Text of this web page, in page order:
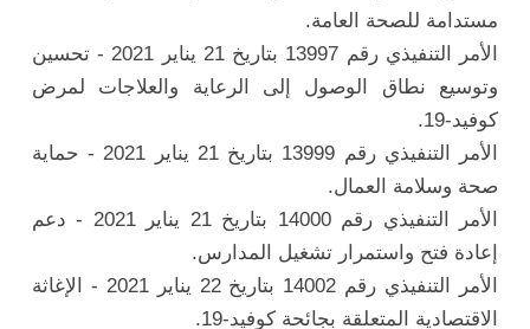
مستدامة للصحة العامة.
الأمر التنفيذي رقم 13997 بتاريخ 21 يناير 2021 - تحسين
وتوسيع نطاق الوصول إلى الرعاية والعلاجات لمرض
كوفيد-19.
الأمر التنفيذي رقم 13999 بتاريخ 21 يناير 2021 - حماية
صحة وسلامة العمال.
الأمر التنفيذي رقم 14000 بتاريخ 21 يناير 2021 - دعم
إعادة فتح واستمرار تشغيل المدارس.
الأمر التنفيذي رقم 14002 بتاريخ 22 يناير 2021 - الإغاثة
الاقتصادية المتعلقة بجائحة كوفيد-19.